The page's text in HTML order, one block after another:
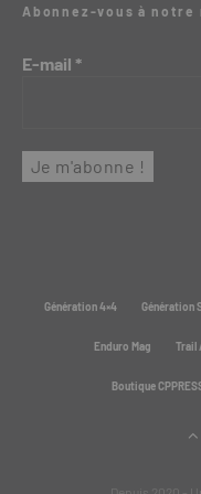
Abonnez-vous à
E-mail *
Génération 4×4 Génération
Enduro Mag Trail
Boutique